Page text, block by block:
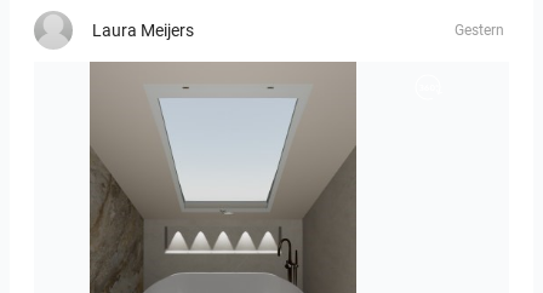
Laura Meijers Gestern